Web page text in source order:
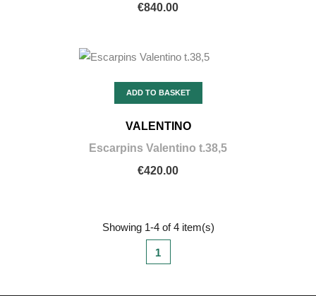
€840.00
ADD TO BASKET
VALENTINO
Escarpins Valentino t.38,5
€420.00
Showing 1-4 of 4 item(s)
1